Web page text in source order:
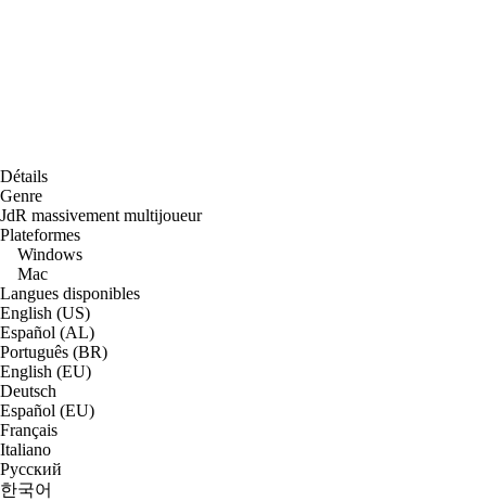
Détails
Genre
JdR massivement multijoueur
Plateformes
Windows
Mac
Langues disponibles
English (US)
Español (AL)
Português (BR)
English (EU)
Deutsch
Español (EU)
Français
Italiano
Русский
한국어